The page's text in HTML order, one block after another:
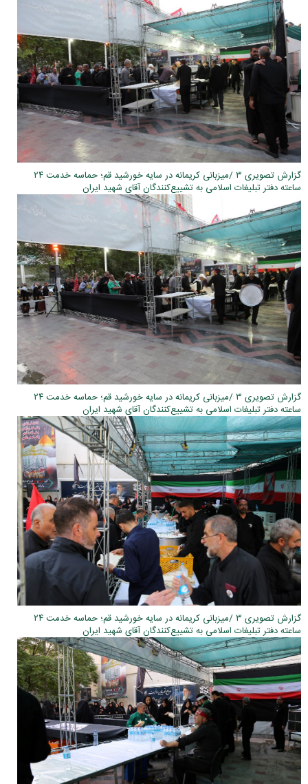
گزارش تصویری ۳ /میزبانی کریمانه در سایه خورشید قم؛ حماسه خدمت ۲۴
ساعته دفتر تبلیغات اسلامی به تشییع‌کنندگان آقای شهید ایران
گزارش تصویری ۳ /میزبانی کریمانه در سایه خورشید قم؛ حماسه خدمت ۲۴
ساعته دفتر تبلیغات اسلامی به تشییع‌کنندگان آقای شهید ایران
گزارش تصویری ۳ /میزبانی کریمانه در سایه خورشید قم؛ حماسه خدمت ۲۴
ساعته دفتر تبلیغات اسلامی به تشییع‌کنندگان آقای شهید ایران